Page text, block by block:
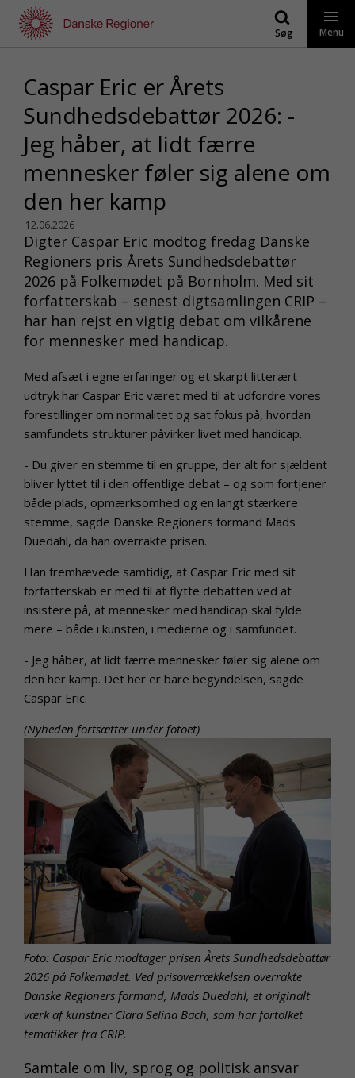
indhold
Søg Menu
Caspar Eric er Årets
Sundhedsdebattør 2026: -
Jeg håber, at lidt færre
mennesker føler sig alene om
den her kamp
12.06.2026
Digter Caspar Eric modtog fredag Danske
Regioners pris Årets Sundhedsdebattør
2026 på Folkemødet på Bornholm. Med sit
forfatterskab – senest digtsamlingen CRIP –
har han rejst en vigtig debat om vilkårene
for mennesker med handicap.
Med afsæt i egne erfaringer og et skarpt litterært
udtryk har Caspar Eric været med til at udfordre vores
forestillinger om normalitet og sat fokus på, hvordan
samfundets strukturer påvirker livet med handicap.
- Du giver en stemme til en gruppe, der alt for sjældent
bliver lyttet til i den offentlige debat – og som fortjener
både plads, opmærksomhed og en langt stærkere
stemme, sagde Danske Regioners formand Mads
Duedahl, da han overrakte prisen.
Han fremhævede samtidig, at Caspar Eric med sit
forfatterskab er med til at flytte debatten ved at
insistere på, at mennesker med handicap skal fylde
mere – både i kunsten, i medierne og i samfundet.
- Jeg håber, at lidt færre mennesker føler sig alene om
den her kamp. Det her er bare begyndelsen, sagde
Caspar Eric.
(Nyheden fortsætter under fotoet)
Foto: Caspar Eric modtager prisen Årets Sundhedsdebattør
2026 på Folkemødet. Ved prisoverrækkelsen overrakte
Danske Regioners formand, Mads Duedahl, et originalt
værk af kunstner Clara Selina Bach, som har fortolket
tematikker fra CRIP.
Samtale om liv, sprog og politisk ansvar